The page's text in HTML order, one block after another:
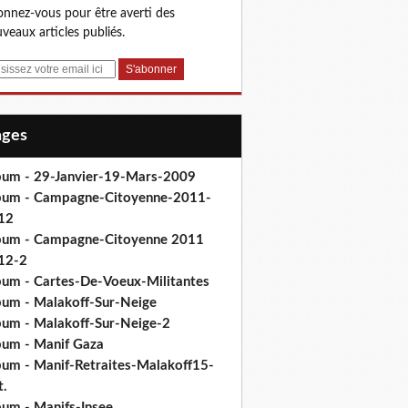
vous pour être averti des
articles publiés.
- 29-Janvier-19-Mars-2009
- Campagne-Citoyenne-2011-
- Campagne-Citoyenne 2011
2
- Cartes-De-Voeux-Militantes
- Malakoff-Sur-Neige
- Malakoff-Sur-Neige-2
- Manif Gaza
- Manif-Retraites-Malakoff15-